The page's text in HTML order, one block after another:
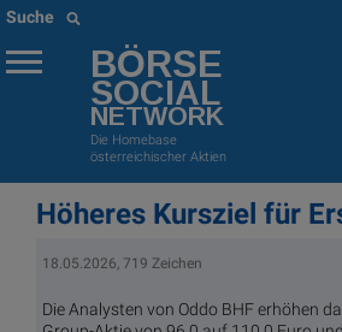
Suche
BÖRSE
SOCIAL
NETWORK
Die Homebase
österreichischer Aktien
Höheres Kursziel für
18.05.2026, 719 Zeichen
Die Analysten von Oddo BHF erhöhen